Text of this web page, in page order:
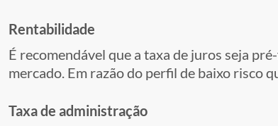
Rentabilidade
É recomendável que a taxa de juros seja
mercado. Em razão do perfil de baixo risco
Taxa de administração